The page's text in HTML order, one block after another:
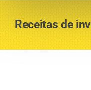
Receitas de